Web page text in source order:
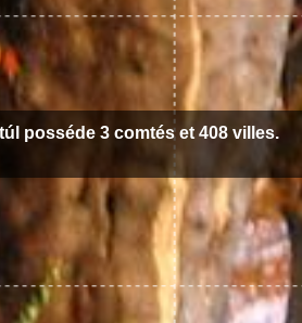
posséde 3 comtés et 408 villes.